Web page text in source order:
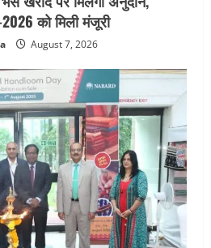
को मिली मंजूरी
August 7, 2026